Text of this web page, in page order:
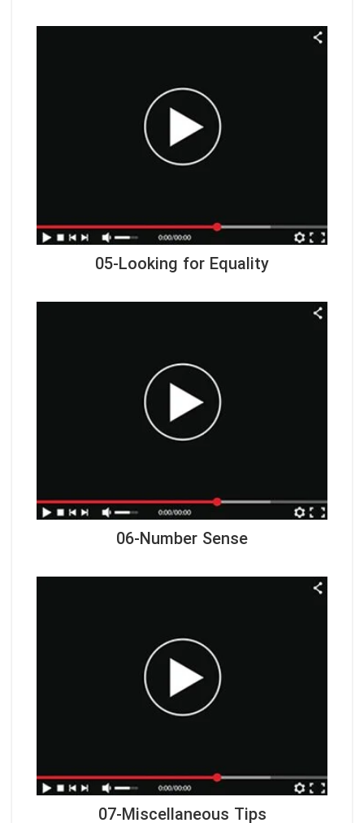
05-Looking for Equality
06-Number Sense
07-Miscellaneous Tips